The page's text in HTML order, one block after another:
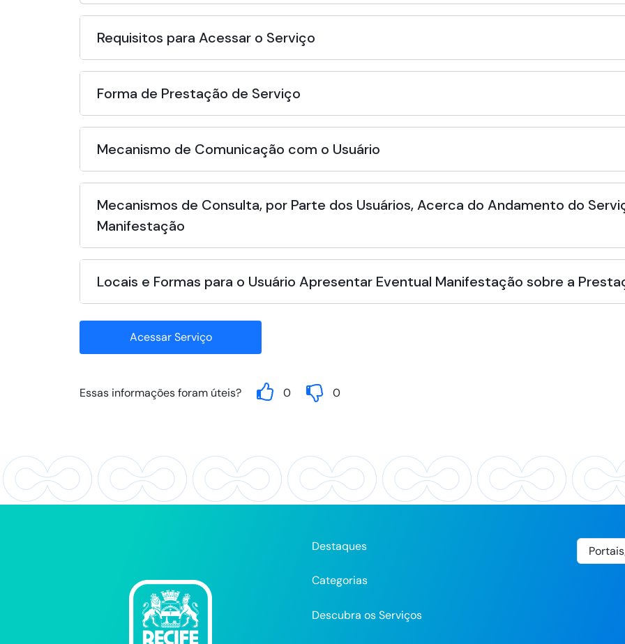
Requisitos para Acessar o Serviço
Forma de Prestação de Serviço
Mecanismo de Comunicação com o Usuário
Mecanismos de Consulta, por Parte dos Usuários, Acerca do Andamento do
Manifestação
Locais e Formas para o Usuário Apresentar Eventual Manifestação sobre a
Acessar Serviço
Essas informações foram úteis? 0 0
Destaques
Categorias
Descubra os Serviços